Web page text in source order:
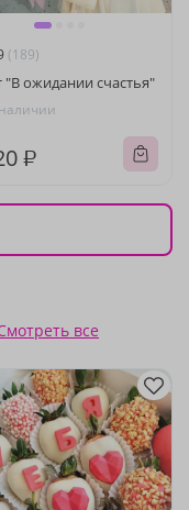
(189)
"В ожидании счастья"
₽
все